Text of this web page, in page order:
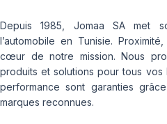
Depuis 1985, Jomaa SA met
l’automobile en Tunisie.
cœur de notre mission. Nous
produits et solutions pour tous vos
performance sont garanties
marques reconnues.